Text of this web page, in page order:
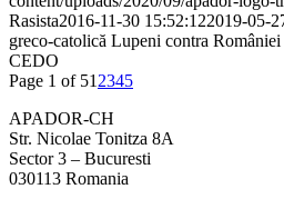
Rasista2016-11-30 15:52:122019-05-
greco-catolică Lupeni contra
CEDO
Page 1 of 51 2345
APADOR-CH
Str. Nicolae Tonitza 8A
Sector 3 – Bucuresti
030113 Romania